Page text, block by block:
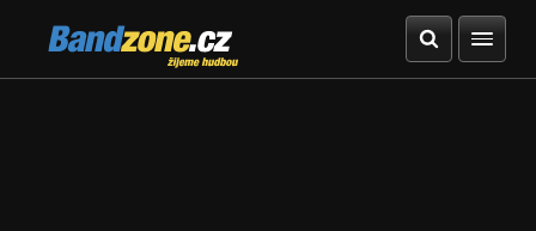
Bandzone.cz
žijeme hudbou